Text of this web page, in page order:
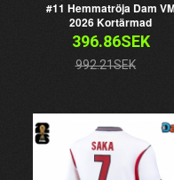
#11 Hemmatröja Dam
2026 Kortärmad
396.86SEK
992.21SEK